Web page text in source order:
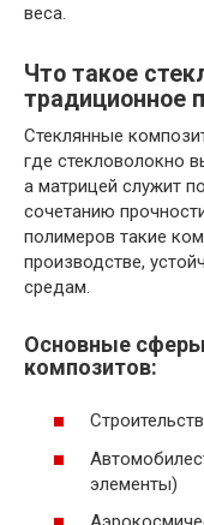
веса.
Что такое
традиционное
Стеклянные
где стекловолокно
а матрицей служит
сочетанию
полимеров такие
производстве,
средам.
Основные
композитов:
элементы)